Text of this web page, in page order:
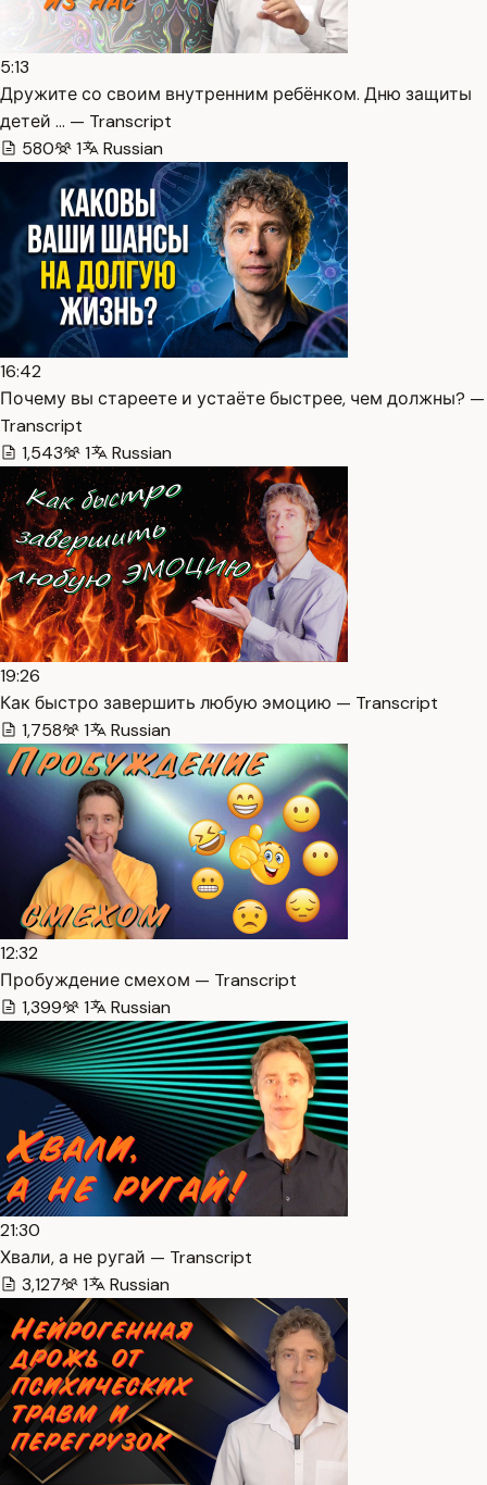
5:13
Дружите со своим внутренним ребёнком. Дню защиты
детей … — Transcript
580
1 Russian
16:42
Почему вы стареете и устаёте быстрее, чем должны? —
Transcript
1,543
1 Russian
19:26
Как быстро завершить любую эмоцию — Transcript
1,758
1 Russian
12:32
Пробуждение смехом — Transcript
1,399
1 Russian
21:30
Хвали, а не ругай — Transcript
3,127
1 Russian